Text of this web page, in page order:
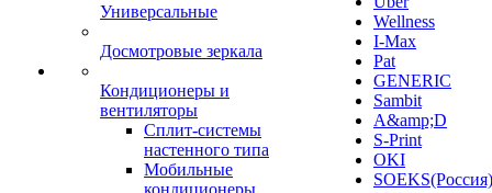
Универсальные
Досмотровые зеркала
Кондиционеры и
вентиляторы
Сплит-системы
настенного типа
Мобильные
кондиционеры
Wellness
I-Max
Pat
GENERIC
Sambit
A&amp;D
S-Print
OKI
SOEKS(Россия)